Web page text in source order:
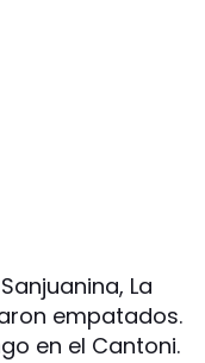
La
empatados.
en el Cantoni.